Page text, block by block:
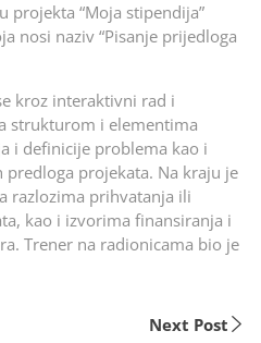
projekta “Moja stipendija”
nosi naziv “Pisanje prijedloga
kroz interaktivni rad i
strukturom i elementima
i definicije problema kao i
projekata. Na kraju je
razlozima prihvatanja ili
kao i izvorima finansiranja i
Trener na radionicama bio je
Next Post